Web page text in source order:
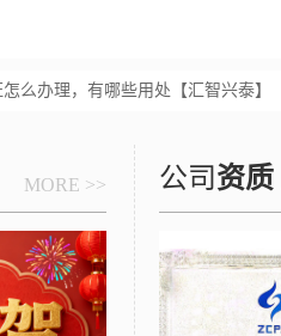
么办理，有哪些用处【汇智兴泰】
MORE >> 公司资质